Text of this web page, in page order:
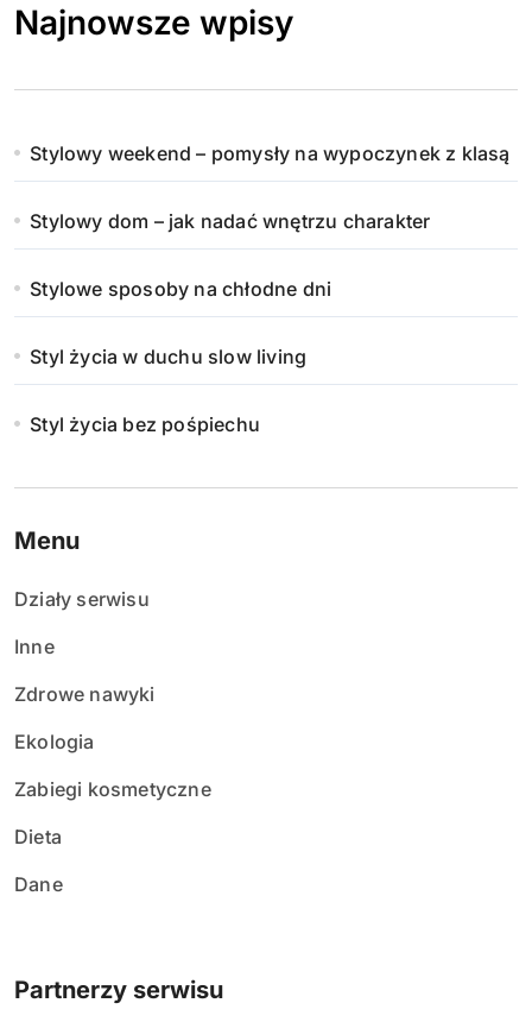
Najnowsze wpisy
Stylowy weekend – pomysły na wypoczynek z klasą
Stylowy dom – jak nadać wnętrzu charakter
Stylowe sposoby na chłodne dni
Styl życia w duchu slow living
Styl życia bez pośpiechu
Menu
Działy serwisu
Inne
Zdrowe nawyki
Ekologia
Zabiegi kosmetyczne
Dieta
Dane
Partnerzy serwisu